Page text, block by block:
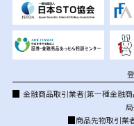
金融商品取引業者(第一種金融
商品先物取引業